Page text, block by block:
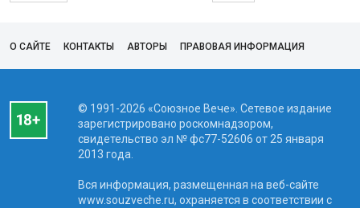
О САЙТЕ КОНТАКТЫ АВТОРЫ ПРАВОВАЯ ИНФОРМАЦИЯ
© 1991-2026 «Союзное Вече». Сетевое издание
зарегистрировано роскомнадзором,
свидетельство эл № фc77-52606 от 25 января
2013 года.
Вся информация, размещенная на веб-сайте
www.souzveche.ru, охраняется в соответствии с